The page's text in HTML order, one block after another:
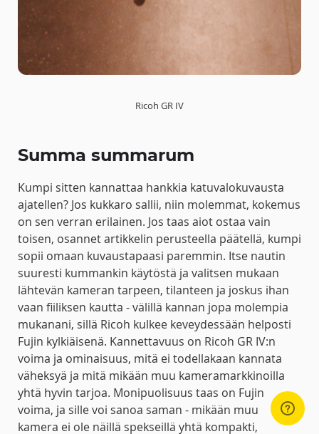
Ricoh GR IV
Summa summarum
Kumpi sitten kannattaa hankkia katuvalokuvausta
ajatellen? Jos kukkaro sallii, niin molemmat, kokemus
on sen verran erilainen. Jos taas aiot ostaa vain
toisen, osannet artikkelin perusteella päätellä, kumpi
sopii omaan kuvaustapaasi paremmin. Itse nautin
suuresti kummankin käytöstä ja valitsen mukaan
lähtevän kameran tarpeen, tilanteen ja joskus ihan
vaan fiiliksen kautta - välillä kannan jopa molempia
mukanani, sillä Ricoh kulkee keveydessään helposti
Fujin kylkiäisenä. Kannettavuus on Ricoh GR IV:n
voima ja ominaisuus, mitä ei todellakaan kannata
väheksyä ja mitä mikään muu kameramarkkinoilla
yhtä hyvin tarjoa. Monipuolisuus taas on Fujin
voima, ja sille voi sanoa saman - mikään muu
kamera ei ole näillä spekseillä yhtä kompakti,